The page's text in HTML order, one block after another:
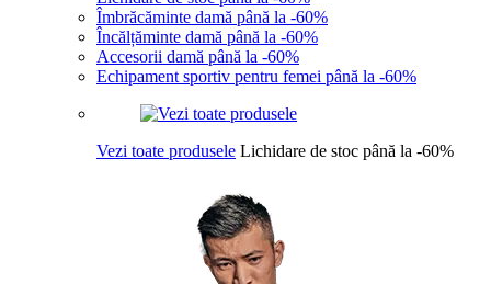
Îmbrăcăminte damă până la -60%
Încălțăminte damă până la -60%
Accesorii damă până la -60%
Echipament sportiv pentru femei până la -60%
Vezi toate produsele Lichidare de stoc până la -60%